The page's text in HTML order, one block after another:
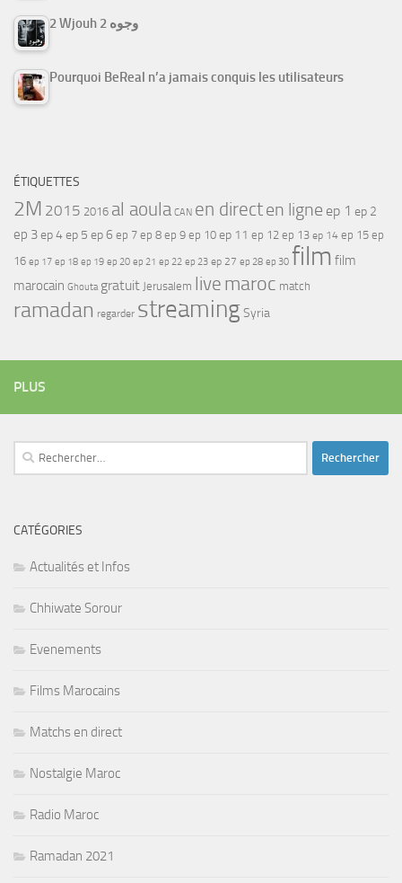
2 Wjouh 2 وجوه
Pourquoi BeReal n’a jamais conquis les utilisateurs
ÉTIQUETTES
2M 2015 2016 al aoula CAN en directen ligne ep 1 ep 2
ep 3ep 4ep 5 ep 6 ep 7 ep 8 ep 9 ep 10 ep 11 ep 12 ep 13 ep 14 ep 15 ep
16 ep 17 ep 18 ep 19 ep 20 ep 21 ep 22 ep 23 ep 27 ep 28 ep 30 film film
marocain Ghouta gratuit Jerusalem live maroc match
ramadan regarder streamingSyria
PLUS
Rechercher :
CATÉGORIES
Actualités et Infos
Chhiwate Sorour
Evenements
Films Marocains
Matchs en direct
Nostalgie Maroc
Radio Maroc
Ramadan 2021